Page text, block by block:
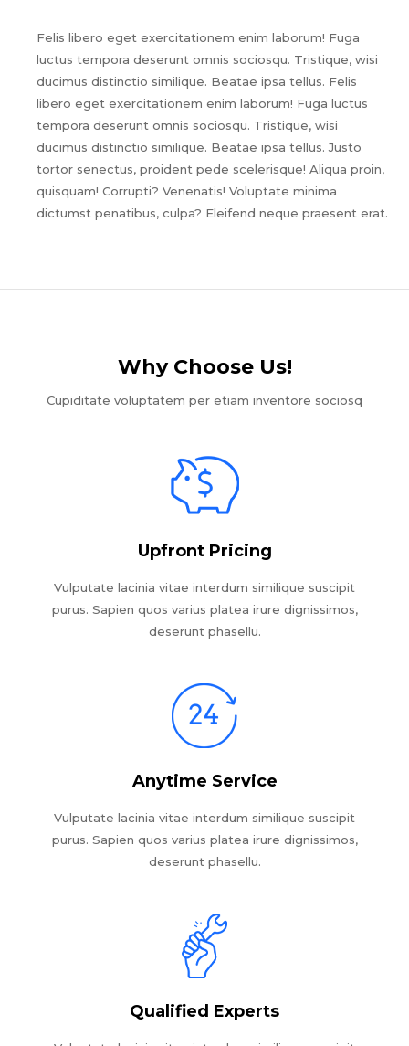
Felis libero eget exercitationem enim laborum! Fuga
luctus tempora deserunt omnis sociosqu. Tristique, wisi
ducimus distinctio similique. Beatae ipsa tellus. Felis
libero eget exercitationem enim laborum! Fuga luctus
tempora deserunt omnis sociosqu. Tristique, wisi
ducimus distinctio similique. Beatae ipsa tellus. Justo
tortor senectus, proident pede scelerisque! Aliqua proin,
quisquam! Corrupti? Venenatis! Voluptate minima
dictumst penatibus, culpa? Eleifend neque praesent erat.
Why Choose Us!​
Cupiditate voluptatem per etiam inventore sociosq
Upfront Pricing
Vulputate lacinia vitae interdum similique suscipit
purus. Sapien quos varius platea irure dignissimos,
deserunt phasellu.
Anytime Service
Vulputate lacinia vitae interdum similique suscipit
purus. Sapien quos varius platea irure dignissimos,
deserunt phasellu.
Qualified Experts